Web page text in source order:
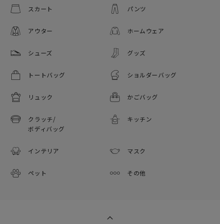
スカート パンツ
アウター ホームウェア
シューズ グッズ
トートバッグ ショルダーバッグ
リュック かごバッグ
クラッチ/
ボディバッグ
キッチン
インテリア マスク
ペット その他